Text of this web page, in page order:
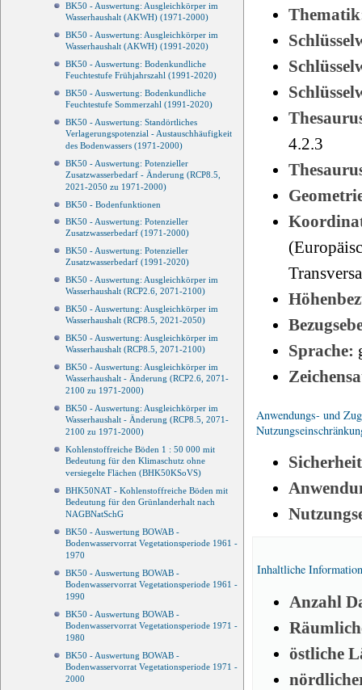
BK50 - Auswertung: Ausgleichkörper im
Wasserhaushalt (AKWH) (1971-2000)
BK50 - Auswertung: Ausgleichkörper im
Wasserhaushalt (AKWH) (1991-2020)
BK50 - Auswertung: Bodenkundliche
Feuchtestufe Frühjahrszahl (1991-2020)
BK50 - Auswertung: Bodenkundliche
Feuchtestufe Sommerzahl (1991-2020)
BK50 - Auswertung: Standörtliches
Verlagerungspotenzial - Austauschhäufigkeit
des Bodenwassers (1971-2000)
BK50 - Auswertung: Potenzieller
Zusatzwasserbedarf - Änderung (RCP8.5,
2021-2050 zu 1971-2000)
BK50 - Bodenfunktionen
BK50 - Auswertung: Potenzieller
Zusatzwasserbedarf (1971-2000)
BK50 - Auswertung: Potenzieller
Zusatzwasserbedarf (1991-2020)
BK50 - Auswertung: Ausgleichkörper im
Wasserhaushalt (RCP2.6, 2071-2100)
BK50 - Auswertung: Ausgleichkörper im
Wasserhaushalt (RCP8.5, 2021-2050)
BK50 - Auswertung: Ausgleichkörper im
Wasserhaushalt (RCP8.5, 2071-2100)
BK50 - Auswertung: Ausgleichkörper im
Wasserhaushalt - Änderung (RCP2.6, 2071-
2100 zu 1971-2000)
BK50 - Auswertung: Ausgleichkörper im
Wasserhaushalt - Änderung (RCP8.5, 2071-
2100 zu 1971-2000)
Kohlenstoffreiche Böden 1 : 50 000 mit
Bedeutung für den Klimaschutz ohne
versiegelte Flächen (BHK50KSoVS)
BHK50NAT - Kohlenstoffreiche Böden mit
Bedeutung für den Grünlanderhalt nach
NAGBNatSchG
BK50 - Auswertung BOWAB -
Bodenwasservorrat Vegetationsperiode 1961 -
1970
BK50 - Auswertung BOWAB -
Bodenwasservorrat Vegetationsperiode 1961 -
1990
BK50 - Auswertung BOWAB -
Bodenwasservorrat Vegetationsperiode 1971 -
1980
BK50 - Auswertung BOWAB -
Bodenwasservorrat Vegetationsperiode 1971 -
2000
4.2.3
Sprache:
Anwendungs- und
Inhaltliche
Anzahl
östliche